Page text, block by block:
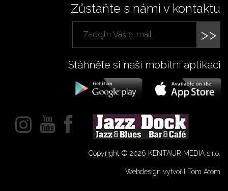
Zůstaňte s námi v kontaktu
>>
Stáhněte si naší mobilní aplikaci
Copyright © 2026 KENTAUR MEDIA s.r.o.
Webdesign vytvořil Tom Atom